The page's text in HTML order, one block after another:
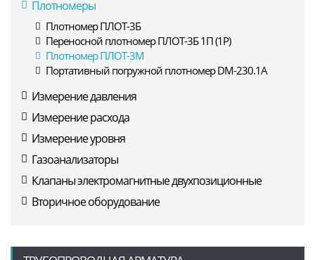
Плотномеры
Плотномер ПЛОТ-3Б
Переносной плотномер ПЛОТ-3Б 1П (1Р)
Плотномер ПЛОТ-3М
Портативный погружной плотномер DM-230.1A
Измерение давления
Измерение расхода
Измерение уровня
Газоанализаторы
Клапаны электромагнитные двухпозиционные
Вторичное оборудование